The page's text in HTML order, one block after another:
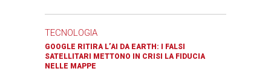
TECNOLOGIA
GOOGLE RITIRA L’AI DA EARTH: I FALSI
SATELLITARI METTONO IN CRISI LA FIDUCIA
NELLE MAPPE